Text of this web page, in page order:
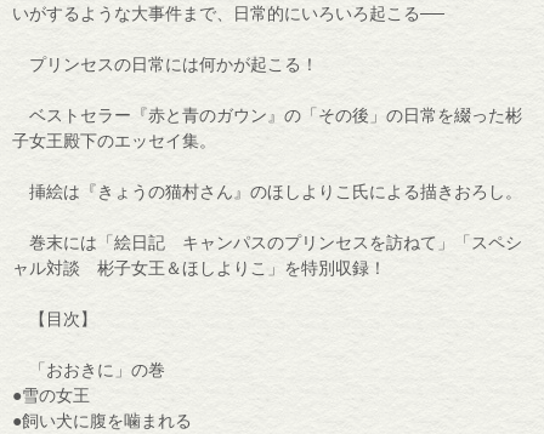
いがするような大事件まで、日常的にいろいろ起こる──
プリンセスの日常には何かが起こる！
ベストセラー『赤と青のガウン』の「その後」の日常を綴った彬
子女王殿下のエッセイ集。
挿絵は『きょうの猫村さん』のほしよりこ氏による描きおろし。
巻末には「絵日記 キャンパスのプリンセスを訪ねて」「スペシ
ャル対談 彬子女王＆ほしよりこ」を特別収録！
【目次】
「おおきに」の巻
●雪の女王
●飼い犬に腹を噛まれる